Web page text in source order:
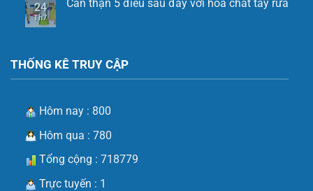
24
Th7
Cẩn thận 5 điều sau đây với hóa chất tẩy rửa
THỐNG KÊ TRUY CẬP
Hôm nay : 800
Hôm qua : 780
Tổng cộng : 718779
Trực tuyến : 1